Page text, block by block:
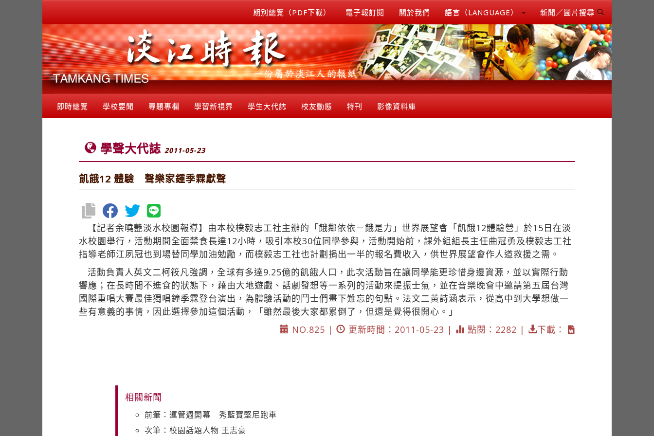
期別總覽（PDF下載） 電子報訂閱 關於我們 語言（LANGUAGE） 新聞／圖片搜尋
即時總覽 學校要聞 專題專欄 學習新視界 學生大代誌 校友動態 特刊 影像資料庫
學聲大代誌 2011-05-23
飢餓12 體驗 聲樂家鍾季霖獻聲
【記者余曉艷淡水校園報導】由本校樸毅志工社主辦的「餓鄰依依－餓是力」世界展望會「飢餓12體驗營」於15日在淡
水校園舉行，活動期間全面禁食長達12小時，吸引本校30位同學參與，活動開始前，課外組組長主任曲冠勇及樸毅志工社
指導老師江夙冠也到場替同學加油勉勵，而樸毅志工社也計劃捐出一半的報名費收入，供世界展望會作人道救援之需。
活動負責人英文二柯筱凡強調，全球有多達9.25億的飢餓人口，此次活動旨在讓同學能更珍惜身邊資源，並以實際行動
響應；在長時間不進食的狀態下，藉由大地遊戲、話劇發想等一系列的活動來提振士氣，並在音樂晚會中邀請第五屆台灣
國際重唱大賽最佳獨唱鐘季霖登台演出，為體驗活動的鬥士們畫下難忘的句點。法文二黃詩涵表示，從高中到大學想做一
些有意義的事情，因此選擇參加這個活動，「雖然最後大家都累倒了，但還是覺得很開心。」
NO.825 |
更新時間：2011-05-23 | 點閱：2282 | 下載：
相關新聞
前筆：運管週開幕 秀藍寶堅尼跑車
次筆：校園話題人物 王志豪